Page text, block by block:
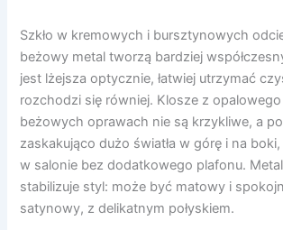
Szkło w kremowych i bursztynowych
beżowy metal tworzą bardziej
jest lżejsza optycznie, łatwiej utrzymać
rozchodzi się równiej. Klosze z opalowego
beżowych oprawach nie są krzykliwe, a
zaskakująco dużo światła w górę i na
w salonie bez dodatkowego plafonu.
stabilizuje styl: może być matowy i
satynowy, z delikatnym połyskiem.